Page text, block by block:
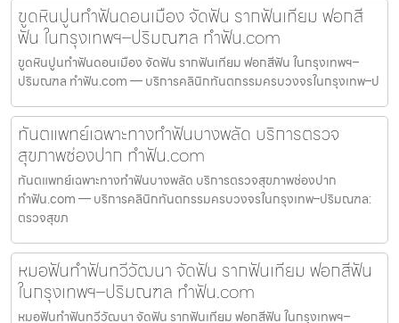
ขูดหินปูนทำฟันดอนเมือง จัดฟัน รากฟันเทียม ฟอกสี
ฟัน ในกรุงเทพฯ–ปริมณฑล ทำฟัน.com
ขูดหินปูนทำฟันดอนเมือง จัดฟัน รากฟันเทียม ฟอกสีฟัน ในกรุงเทพฯ–
ปริมณฑล ทำฟัน.com — บริการคลินิกทันตกรรมครบวงจรในกรุงเทพ–ป
ทันตแพทย์เฉพาะทางทำฟันบางพลัด บริการตรวจ
สุขภาพช่องปาก ทำฟัน.com
ทันตแพทย์เฉพาะทางทำฟันบางพลัด บริการตรวจสุขภาพช่องปาก
ทำฟัน.com — บริการคลินิกทันตกรรมครบวงจรในกรุงเทพ–ปริมณฑล:
ตรวจสุขภ
หมอฟันทำฟันทวีวัฒนา จัดฟัน รากฟันเทียม ฟอกสีฟัน
ในกรุงเทพฯ–ปริมณฑล ทำฟัน.com
หมอฟันทำฟันทวีวัฒนา จัดฟัน รากฟันเทียม ฟอกสีฟัน ในกรุงเทพฯ–